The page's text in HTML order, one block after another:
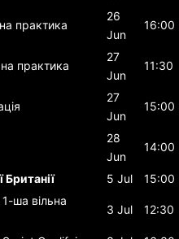
практика
26
Jun
16:00
практика
27
Jun
11:30
27
Jun
15:00
28
Jun
14:00
Британії 5 Jul
15:00
1-ша вільна
3 Jul 12:30